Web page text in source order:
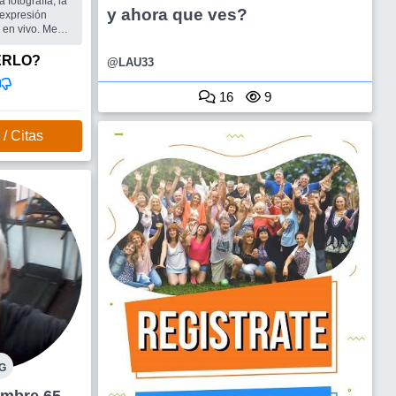
vivo. Me
para
compartir
Citas
y ahora que ves?
@LAU33
16 9